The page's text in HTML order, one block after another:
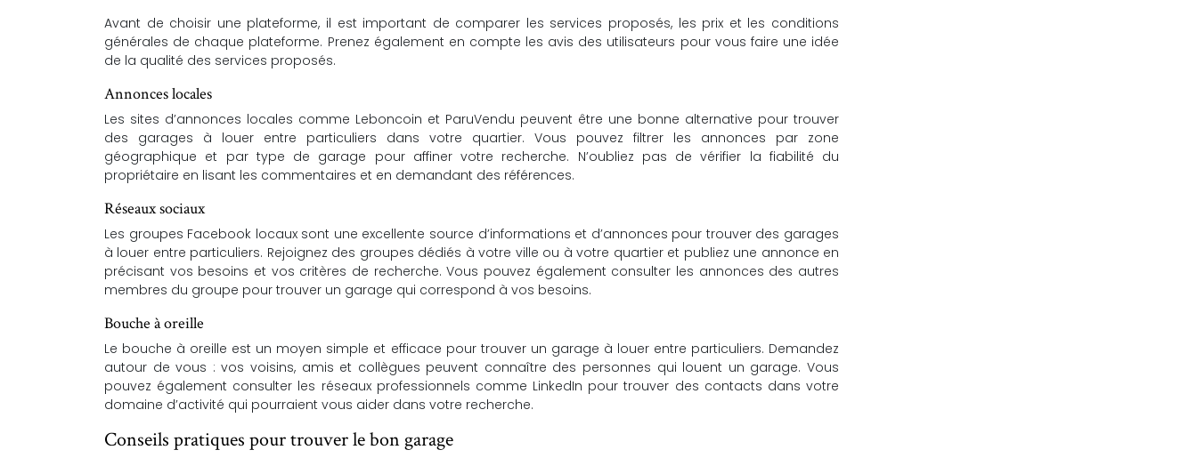
Avant de choisir une plateforme, il est important de comparer les services proposés, les prix et les conditions
générales de chaque plateforme. Prenez également en compte les avis des utilisateurs pour vous faire une idée
de la qualité des services proposés.
Annonces locales
Les sites d’annonces locales comme Leboncoin et ParuVendu peuvent être une bonne alternative pour trouver
des garages à louer entre particuliers dans votre quartier. Vous pouvez filtrer les annonces par zone
géographique et par type de garage pour affiner votre recherche. N’oubliez pas de vérifier la fiabilité du
propriétaire en lisant les commentaires et en demandant des références.
Réseaux sociaux
Les groupes Facebook locaux sont une excellente source d’informations et d’annonces pour trouver des garages
à louer entre particuliers. Rejoignez des groupes dédiés à votre ville ou à votre quartier et publiez une annonce en
précisant vos besoins et vos critères de recherche. Vous pouvez également consulter les annonces des autres
membres du groupe pour trouver un garage qui correspond à vos besoins.
Bouche à oreille
Le bouche à oreille est un moyen simple et efficace pour trouver un garage à louer entre particuliers. Demandez
autour de vous : vos voisins, amis et collègues peuvent connaître des personnes qui louent un garage. Vous
pouvez également consulter les réseaux professionnels comme LinkedIn pour trouver des contacts dans votre
domaine d’activité qui pourraient vous aider dans votre recherche.
Conseils pratiques pour trouver le bon garage